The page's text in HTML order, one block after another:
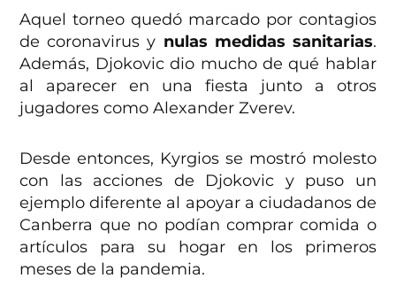
Aquel torneo quedó marcado por contagios
de coronavirus y nulas medidas sanitarias.
Además, Djokovic dio mucho de qué hablar
al aparecer en una fiesta junto a otros
jugadores como Alexander Zverev.
Desde entonces, Kyrgios se mostró molesto
con las acciones de Djokovic y puso un
ejemplo diferente al apoyar a ciudadanos de
Canberra que no podían comprar comida o
artículos para su hogar en los primeros
meses de la pandemia.